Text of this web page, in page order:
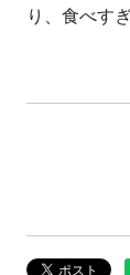
り、食べす